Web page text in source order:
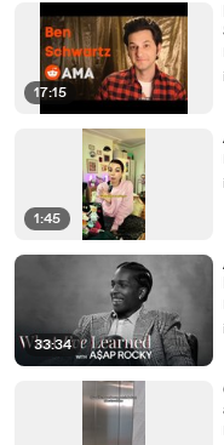
17:15
1:45
33:34